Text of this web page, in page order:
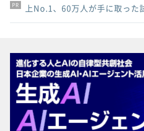
PR
PR
PR
上No.1、60万人が手に取った